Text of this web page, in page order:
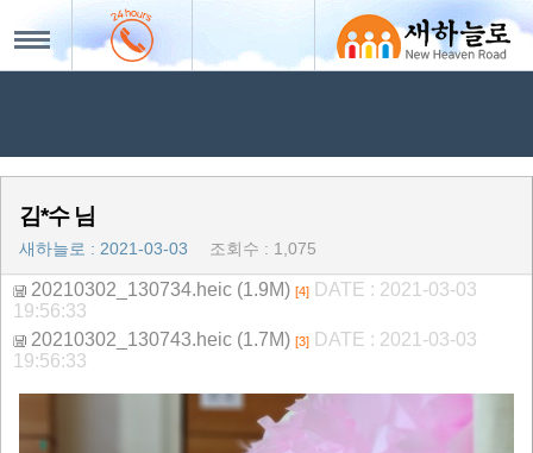
사역내용
타상조비교
기독교장례
상품소개 : 사랑 1~3호
김*수 님
새하늘로 : 2021-03-03 조회수 : 1,075
20210302_130734.heic (1.9M) [4] DATE : 2021-03-03
19:56:33
20210302_130743.heic (1.7M) [3] DATE : 2021-03-03
19:56:33